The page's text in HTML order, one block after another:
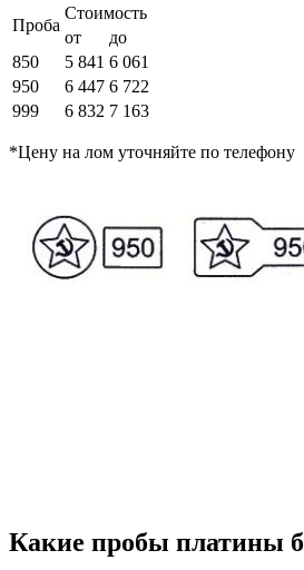
Проба
Стоимость
от
до
850
5 841 6 061
950
6 447 6 722
999
6 832 7 163
*Цену на лом уточняйте по телефону
Какие пробы платины